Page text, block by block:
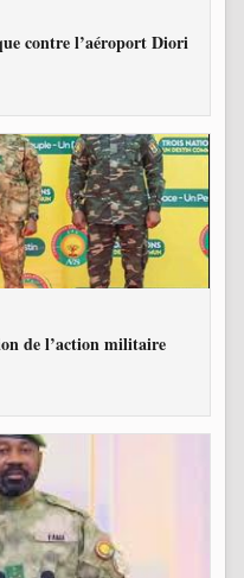
contre l’aéroport Diori
de l’action militaire